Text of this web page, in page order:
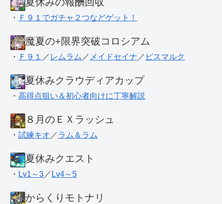
・ Ｆ９１でガチャ２つなどゲット！
魔夏の+限界突破コロシアム
・ Ｆ９１ ／ レムラム ／ メイドセイナ ／ ビスマルク
夏休みクラウディアカップ
・ 高得点狙い＆初心者向けに丁寧解説
８月のＥＸラッシュ
・ 試練キオ ／ラム＆ラム
夏休みクエスト
・ Lv1～3 ／ Lv4～5
からくりモトナリ